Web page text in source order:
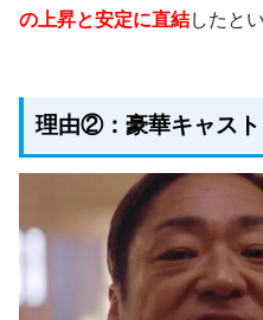
の上昇と安定に直結したと
理由②：豪華キャスト